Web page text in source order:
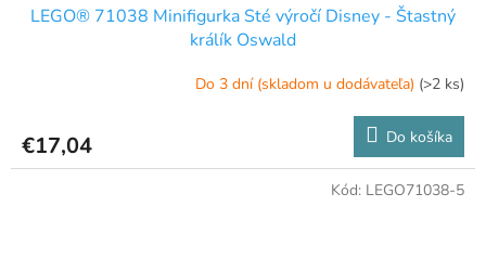
LEGO® 71038 Minifigurka Sté výročí Disney - Štastný
králík Oswald
Do 3 dní (skladom u dodávateľa) (>2 ks)
€17,04 Do košíka
Kód: LEGO71038-5